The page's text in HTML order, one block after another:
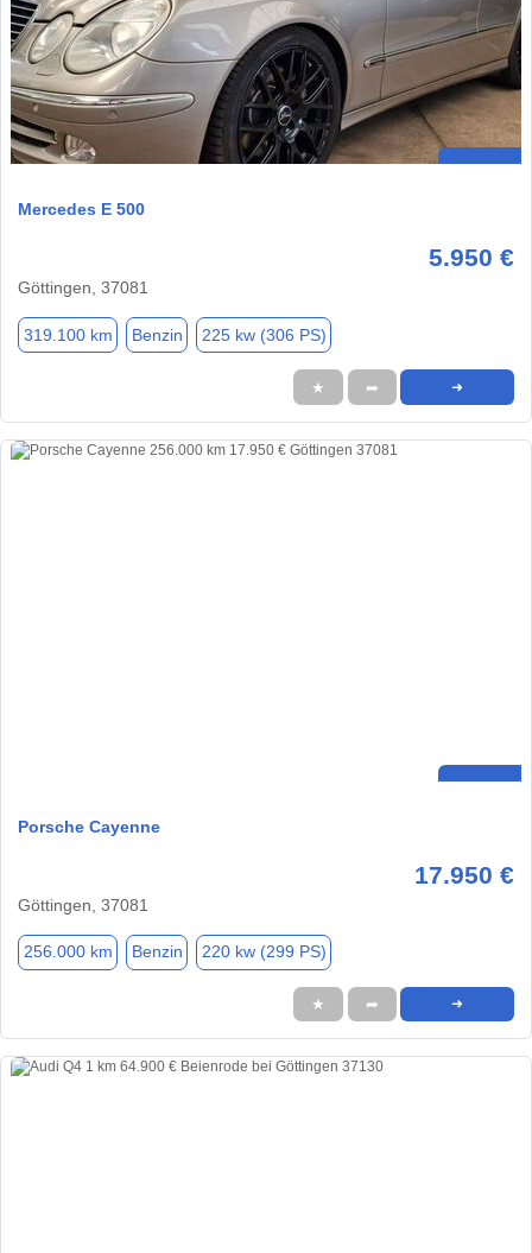
Mercedes E 500
5.950 €
Göttingen, 37081
319.100 km Benzin 225 kw (306 PS)
★ ➦ ➜
Porsche Cayenne
17.950 €
Göttingen, 37081
256.000 km Benzin 220 kw (299 PS)
★ ➦ ➜